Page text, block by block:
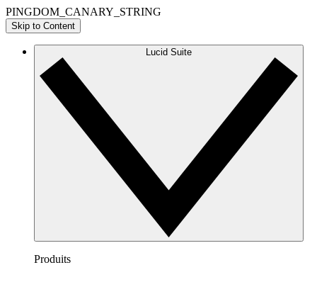
PINGDOM_CANARY_STRING
Skip to Content
Lucid Suite
Produits